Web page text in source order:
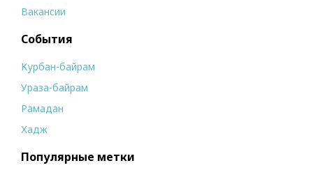
Вакансии
События
Курбан-байрам
Ураза-байрам
Рамадан
Хадж
Популярные метки